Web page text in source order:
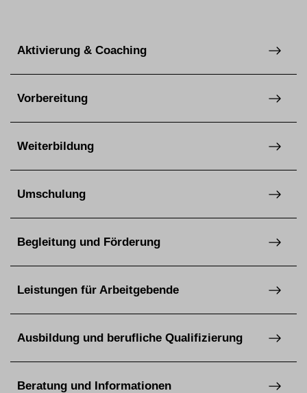
Aktivierung & Coaching
Vorbereitung
Weiterbildung
Umschulung
Begleitung und Förderung
Leistungen für Arbeitgebende
Ausbildung und berufliche Qualifizierung
Beratung und Informationen